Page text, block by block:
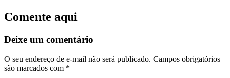
Comente aqui
Deixe um comentário
O seu endereço de e-mail não será publicado. Campos obrigatórios
são marcados com *